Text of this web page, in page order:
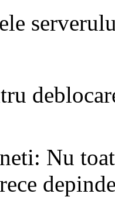
Nu